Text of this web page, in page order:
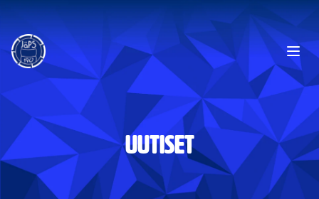
UUTISET